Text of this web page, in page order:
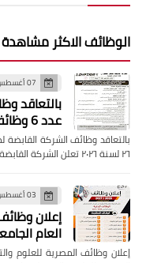
الوظائف الاكثر
07 أغسطس 2026
بالتعاقد
عدد 6 وظائف خالية
٢٦ لسنة ٢٠٢٦ تعلن الشركة القابضة لمصر للطي…
03 أغسطس 2026
العام الجامعي